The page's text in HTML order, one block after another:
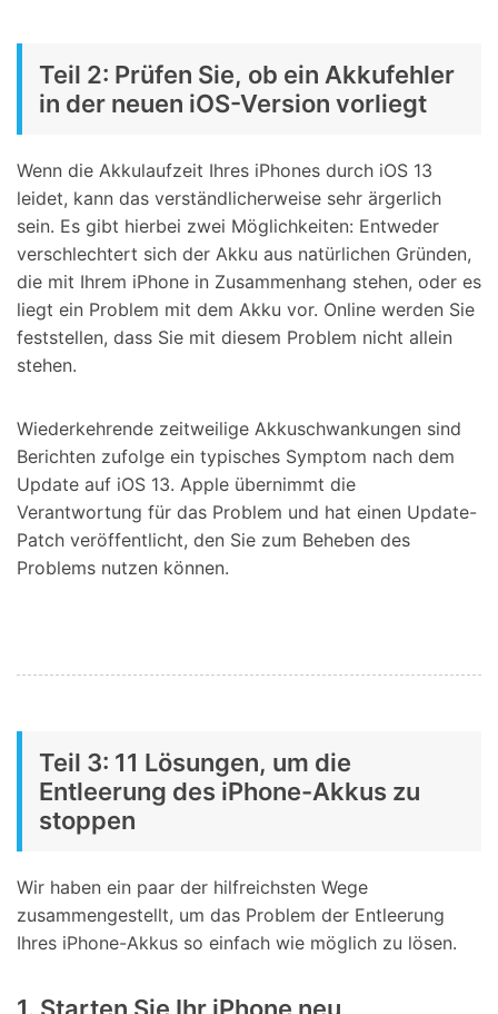
Teil 2: Prüfen Sie, ob ein Akkufehler
in der neuen iOS-Version vorliegt
Wenn die Akkulaufzeit Ihres iPhones durch iOS 13
leidet, kann das verständlicherweise sehr ärgerlich
sein. Es gibt hierbei zwei Möglichkeiten: Entweder
verschlechtert sich der Akku aus natürlichen Gründen,
die mit Ihrem iPhone in Zusammenhang stehen, oder es
liegt ein Problem mit dem Akku vor. Online werden Sie
feststellen, dass Sie mit diesem Problem nicht allein
stehen.
Wiederkehrende zeitweilige Akkuschwankungen sind
Berichten zufolge ein typisches Symptom nach dem
Update auf iOS 13. Apple übernimmt die
Verantwortung für das Problem und hat einen Update-
Patch veröffentlicht, den Sie zum Beheben des
Problems nutzen können.
Teil 3: 11 Lösungen, um die
Entleerung des iPhone-Akkus zu
stoppen
Wir haben ein paar der hilfreichsten Wege
zusammengestellt, um das Problem der Entleerung
Ihres iPhone-Akkus so einfach wie möglich zu lösen.